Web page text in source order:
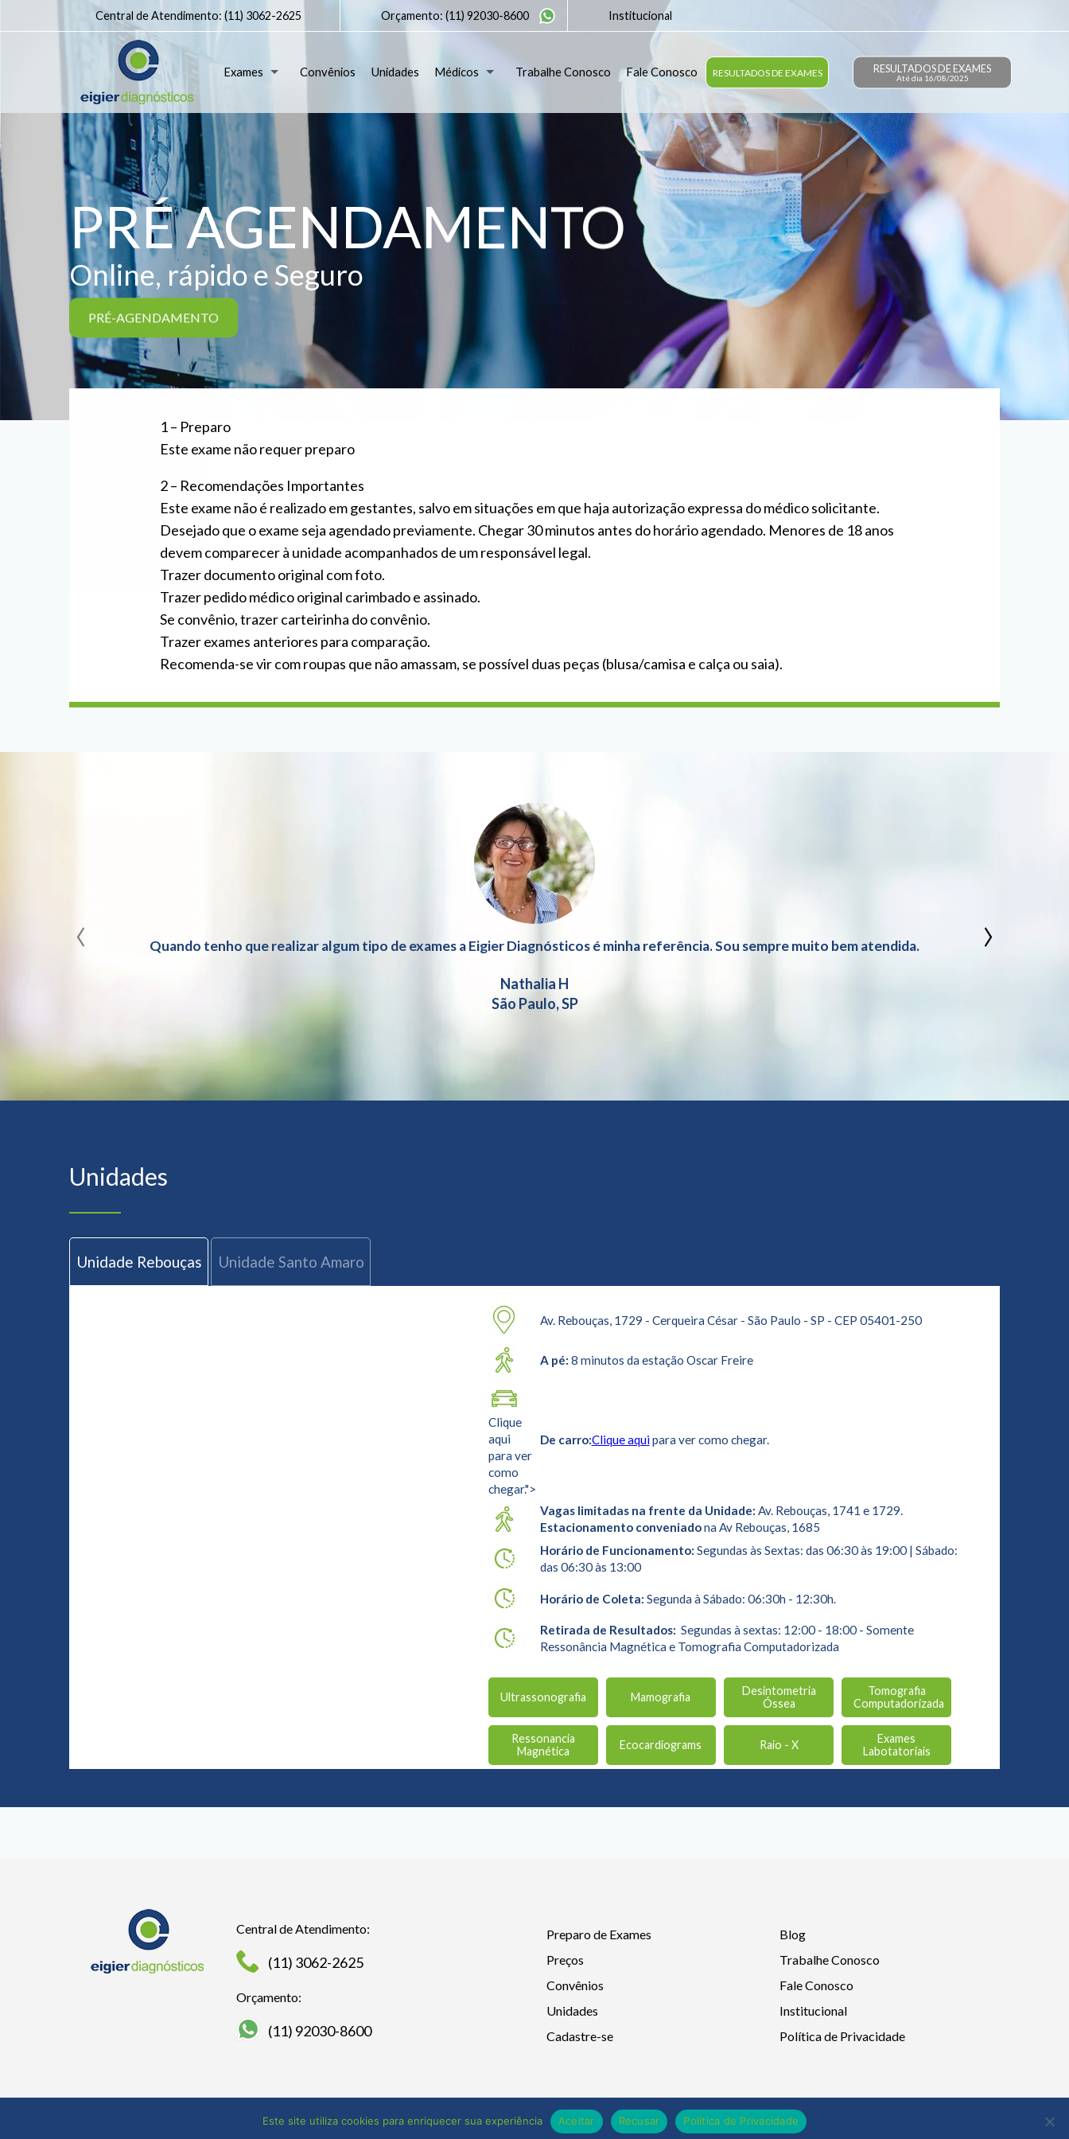
Central de Atendimento: (11) 3062-2625 Orçamento: (11) 92030-8600 Institucional
Exames Convênios Unidades Médicos Trabalhe Conosco Fale Conosco RESULTADOS DE EXAMES RESULTADOS DE EXAMES
Até dia 16/08/2025
PRÉ AGENDAMENTO
Online, rápido e Seguro
PRÉ-AGENDAMENTO
1 – Preparo
Este exame não requer preparo
2 – Recomendações Importantes
Este exame não é realizado em gestantes, salvo em situações em que haja autorização expressa do médico solicitante.
Desejado que o exame seja agendado previamente. Chegar 30 minutos antes do horário agendado. Menores de 18 anos
devem comparecer à unidade acompanhados de um responsável legal.
Trazer documento original com foto.
Trazer pedido médico original carimbado e assinado.
Se convênio, trazer carteirinha do convênio.
Trazer exames anteriores para comparação.
Recomenda-se vir com roupas que não amassam, se possível duas peças (blusa/camisa e calça ou saia).
Quando tenho que realizar algum tipo de exames a Eigier Diagnósticos é minha referência. Sou sempre muito bem atendida.
Nathalia H
São Paulo, SP
‹ ›
Unidades
Unidade Rebouças Unidade Santo Amaro
Av. Rebouças, 1729 - Cerqueira César - São Paulo - SP - CEP 05401-250
A pé: 8 minutos da estação Oscar Freire
Clique
aqui
para ver
como
chegar.">
De carro:Clique aquipara ver como chegar.
Vagas limitadas na frente da Unidade: Av. Rebouças, 1741 e 1729.
Estacionamento conveniadona Av Rebouças, 1685
Horário de Funcionamento: Segundas às Sextas: das 06:30 às 19:00 | Sábado:
das 06:30 às 13:00
Horário de Coleta: Segunda à Sábado: 06:30h - 12:30h.
Retirada de Resultados: Segundas à sextas: 12:00 - 18:00 - Somente
Ressonância Magnética e Tomografia Computadorizada
Ultrassonografia Mamografia
Desintometria
Óssea
Tomografia
Computadorizada
Ressonancia
Magnética
Ecocardiograms Raio - X
Exames
Labotatoriais
Central de Atendimento:
(11) 3062-2625
Orçamento:
(11) 92030-8600
Preparo de Exames
Preços
Convênios
Unidades
Cadastre-se
Blog
Trabalhe Conosco
Fale Conosco
Institucional
Política de Privacidade
Eigier Diagnósticos © 2019. Todos os direitos reservados.
Este site utiliza cookies para enriquecer sua experiência Aceitar Recusar Política de Privacidade